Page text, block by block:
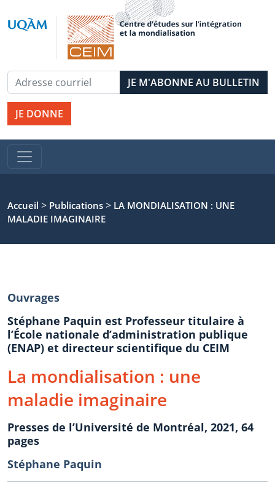
JE DONNE
Accueil > Publications > LA MONDIALISATION : UNE
MALADIE IMAGINAIRE
Ouvrages
Stéphane Paquin est Professeur titulaire à
l’École nationale d’administration publique
(ENAP) et directeur scientifique du CEIM
La mondialisation : une
maladie imaginaire
Presses de l’Université de Montréal, 2021, 64
pages
Stéphane Paquin